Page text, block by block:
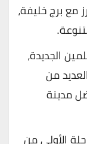
مع برج خليفة،
الجديدة،
من
مدينة
الأولى من